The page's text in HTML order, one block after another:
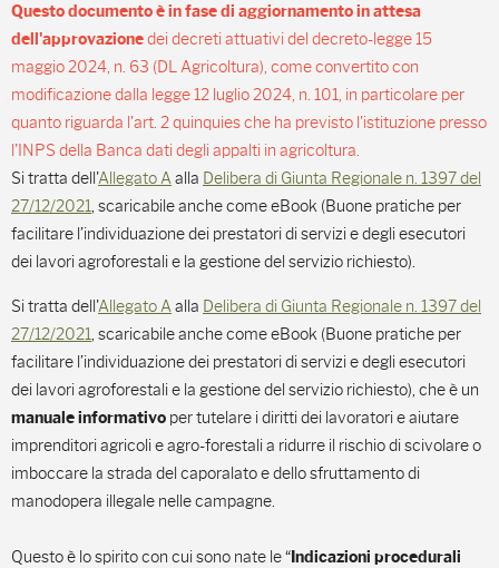
Questo documento è in fase di aggiornamento in attesa
dell'approvazionedei decreti attuativi del decreto-legge 15
maggio 2024, n. 63 (DL Agricoltura), come convertito con
modificazione dalla legge 12 luglio 2024, n. 101, in particolare per
quanto riguarda l'art. 2 quinquies che ha previsto l'istituzione presso
l'INPS della Banca dati degli appalti in agricoltura.
Si tratta dell'Allegato Aalla Delibera di Giunta Regionale n. 1397 del
27/12/2021, scaricabile anche come eBook (Buone pratiche per
facilitare l’individuazione dei prestatori di servizi e degli esecutori
dei lavori agroforestali e la gestione del servizio richiesto).
Si tratta dell'Allegato Aalla Delibera di Giunta Regionale n. 1397 del
27/12/2021, scaricabile anche come eBook (Buone pratiche per
facilitare l’individuazione dei prestatori di servizi e degli esecutori
dei lavori agroforestali e la gestione del servizio richiesto), che è un
manuale informativo per tutelare i diritti dei lavoratori e aiutare
imprenditori agricoli e agro-forestali a ridurre il rischio di scivolare o
imboccare la strada del caporalato e dello sfruttamento di
manodopera illegale nelle campagne.
Questo è lo spirito con cui sono nate le “ Indicazioni procedurali